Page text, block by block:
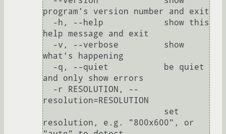
program's version number and exit
help message and exit
what's happening
and only show errors
resolution=RESOLUTION
resolution, e.g. "800x600", or